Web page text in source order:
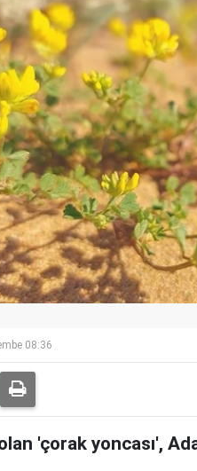
08:36
'çorak yoncası',